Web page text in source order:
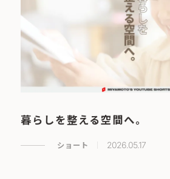
暮らしを整える空間へ。
ショート 2026.05.17